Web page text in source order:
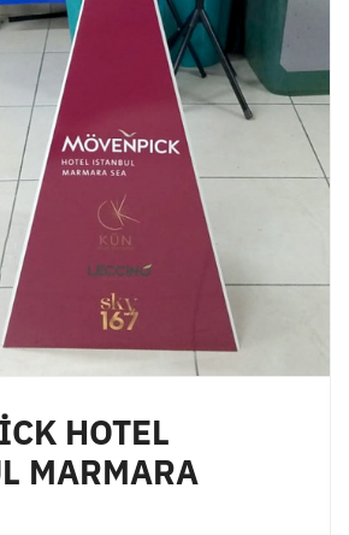
HOTEL
MARMARA